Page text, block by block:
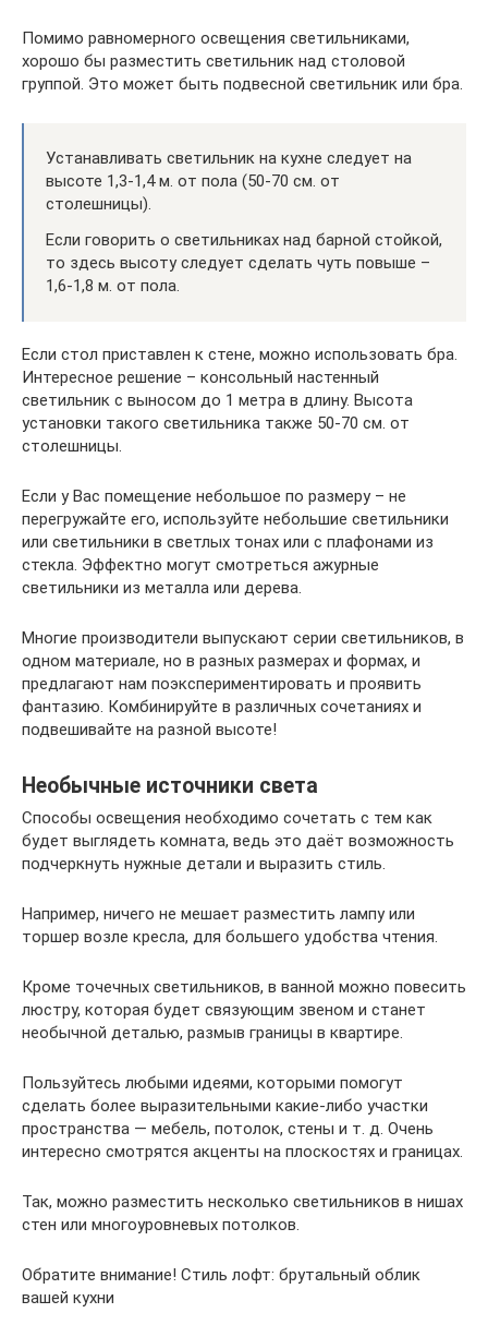
Помимо равномерного освещения светильниками,
хорошо бы разместить светильник над столовой
группой. Это может быть подвесной светильник или бра.
Устанавливать светильник на кухне следует на
высоте 1,3-1,4 м. от пола (50-70 см. от
столешницы).
Если говорить о светильниках над барной стойкой,
то здесь высоту следует сделать чуть повыше –
1,6-1,8 м. от пола.
Если стол приставлен к стене, можно использовать бра.
Интересное решение – консольный настенный
светильник с выносом до 1 метра в длину. Высота
установки такого светильника также 50-70 см. от
столешницы.
Если у Вас помещение небольшое по размеру – не
перегружайте его, используйте небольшие светильники
или светильники в светлых тонах или с плафонами из
стекла. Эффектно могут смотреться ажурные
светильники из металла или дерева.
Многие производители выпускают серии светильников, в
одном материале, но в разных размерах и формах, и
предлагают нам поэкспериментировать и проявить
фантазию. Комбинируйте в различных сочетаниях и
подвешивайте на разной высоте!
Необычные источники света
Способы освещения необходимо сочетать с тем как
будет выглядеть комната, ведь это даёт возможность
подчеркнуть нужные детали и выразить стиль.
Например, ничего не мешает разместить лампу или
торшер возле кресла, для большего удобства чтения.
Кроме точечных светильников, в ванной можно повесить
люстру, которая будет связующим звеном и станет
необычной деталью, размыв границы в квартире.
Пользуйтесь любыми идеями, которыми помогут
сделать более выразительными какие-либо участки
пространства — мебель, потолок, стены и т. д. Очень
интересно смотрятся акценты на плоскостях и границах.
Так, можно разместить несколько светильников в нишах
стен или многоуровневых потолков.
Обратите внимание! Стиль лофт: брутальный облик
вашей кухни